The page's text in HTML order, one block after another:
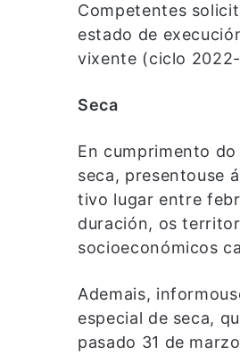
Competentes
estado de
vixente (ciclo
Seca
En cumprimento
seca, presentouse
tivo lugar entre
duración, os
socioeconómicos
Ademais,
especial de seca,
pasado 31 de